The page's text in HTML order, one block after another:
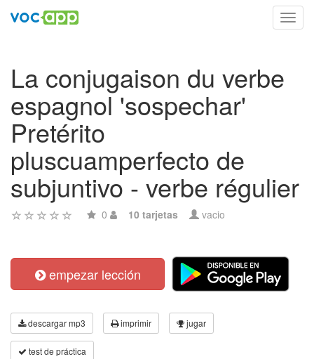
La conjugaison du verbe
espagnol 'sospechar'
Pretérito
pluscuamperfecto de
subjuntivo - verbe régulier
0 10 tarjetas vacio
empezar lección
descargar mp3 imprimir jugar
test de práctica